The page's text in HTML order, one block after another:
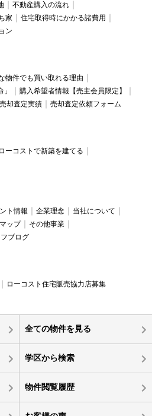
不動産購入の流れ
家
住宅取得時にかかる諸費用
ン
物件でも買い取れる理由
購入希望者情報【売主会員限定】
売却査定実績 売却査定依頼フォーム
ローコストで新築を建てる
ト情報 企業理念
当社について
ップ
その他事業
ブログ
ローコスト住宅販売協力店募集
全ての物件を見る
学区から検索
物件閲覧履歴